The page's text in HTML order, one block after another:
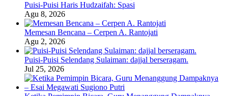
Puisi-Puisi Haris Hudzaifah: Spasi
Agu 8, 2026
Memesan Bencana – Cerpen A. Rantojati
Agu 2, 2026
Puisi-Puisi Selendang Sulaiman: dajjal berseragam.
Jul 25, 2026